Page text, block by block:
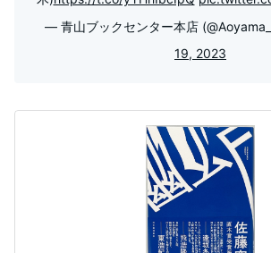
— 青山ブックセンター本店
19, 2023